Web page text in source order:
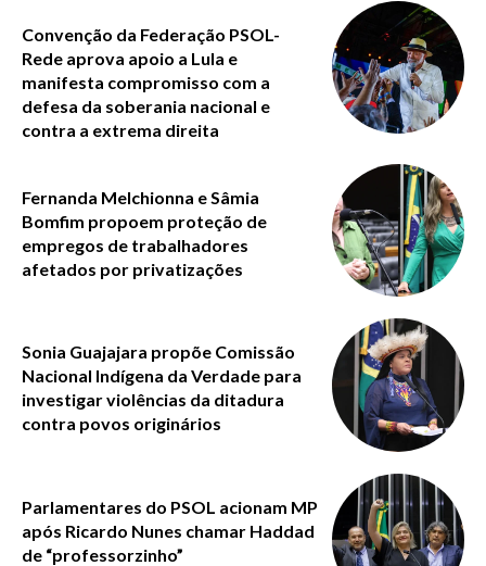
Convenção da Federação PSOL-
Rede aprova apoio a Lula e
manifesta compromisso com a
defesa da soberania nacional e
contra a extrema direita
Fernanda Melchionna e Sâmia
Bomfim propoem proteção de
empregos de trabalhadores
afetados por privatizações
Sonia Guajajara propõe Comissão
Nacional Indígena da Verdade para
investigar violências da ditadura
contra povos originários
Parlamentares do PSOL acionam MP
após Ricardo Nunes chamar Haddad
de “professorzinho”